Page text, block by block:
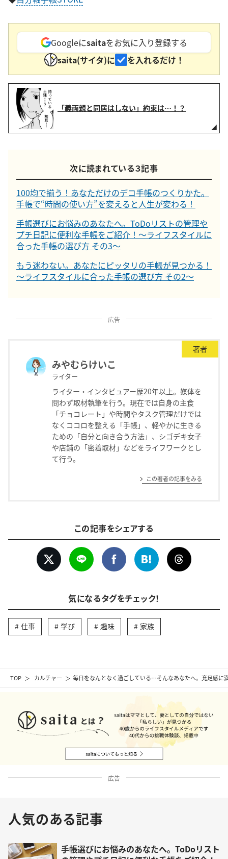
TOP カルチャー 毎日をなんとなく過ごしている…そんなあなたへ。充足感に
Googleにsaitaをお気に入り登録する
saita(サイタ)に
を入れるだけ！
「義両親と同居はしない」約束は…！？
次に読まれている３記事
100均で揃う！あなただけのデコ手帳のつくりかた。
手帳で“時間の使い方”を変えると人生が変わる！
手帳選びにお悩みのあなたへ。ToDoリストの管理や
プチ日記に便利な手帳をご紹介！～ライフスタイルに
合った手帳の選び方 その3～
もう迷わない。あなたにピッタリの手帳が見つかる！
～ライフスタイルに合った手帳の選び方 その2～
広告
著者
みやむらけいこ
ライター
ライター・インタビュアー歴20年以上。媒体を
問わず取材執筆を行う。現在では自身の主食
「チョコレート」や時間やタスク管理だけでは
なくココロを整える「手帳」、軽やかに生きる
ための「自分と向き合う方法」、シゴデキ女子
や店舗の「密着取材」などをライフワークとし
て行う。
この著者の記事をみる
この記事をシェアする
気になるタグをチェック！
仕事 学び 趣味 家族
広告
人気のある記事
手帳選びにお悩みのあなたへ。ToDoリスト